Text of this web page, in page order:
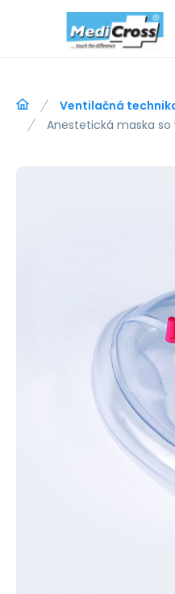
Ventilačná
Anestetická maska